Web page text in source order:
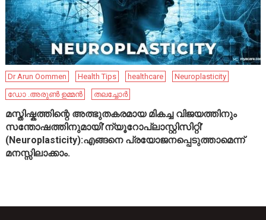
Dr Arun Oommen Health Tips healthcare
Neuroplasticity
ഡോ .അരുൺ ഉമ്മൻ
തലച്ചോർ
മസ്തിഷ്കത്തിന്റെ അത്ഭുതകരമായ മികച്ച വിജയത്തിനും
സന്തോഷത്തിനുമായി’ന്യൂറോപ്ലാസ്റ്റിസിറ്റി’
(Neuroplasticity):എങ്ങനെ പ്രയോജനപ്പെടുത്താമെന്ന്
മനസ്സിലാക്കാം.